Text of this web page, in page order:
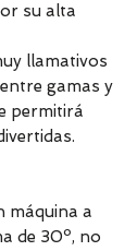
su alta
llamativos
gamas y
permitirá
máquina a
de 30º, no